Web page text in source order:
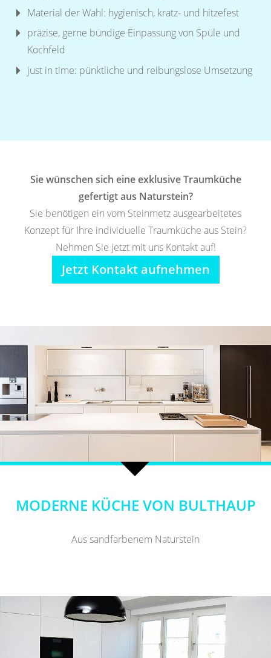
Material der Wahl: hygienisch, kratz- und hitzefest
präzise, gerne bündige Einpassung von Spüle und
Kochfeld
just in time: pünktliche und reibungslose Umsetzung
Sie wünschen sich eine exklusive Traumküche
gefertigt aus Naturstein?
Sie benötigen ein vom Steinmetz ausgearbeitetes
Konzept für Ihre individuelle Traumküche aus Stein?
Nehmen Sie jetzt mit uns Kontakt auf!
Jetzt Kontakt aufnehmen
MODERNE KÜCHE VON BULTHAUP
Aus sandfarbenem Naturstein